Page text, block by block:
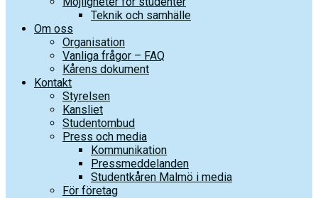
Teknik och samhälle
Om oss
Organisation
Vanliga frågor – FAQ
Kårens dokument
Kontakt
Styrelsen
Kansliet
Studentombud
Press och media
Kommunikation
Pressmeddelanden
Studentkåren Malmö i media
För företag